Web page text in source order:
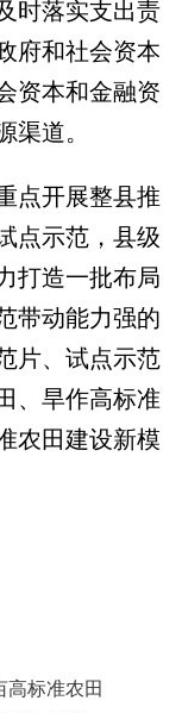
时落实支出责
府和社会资本
资本和金融资
渠道。
开展整县推
点示范，县级
打造一批布局
带动能力强的
片、试点示范
、旱作高标准
农田建设新模
高标准农田